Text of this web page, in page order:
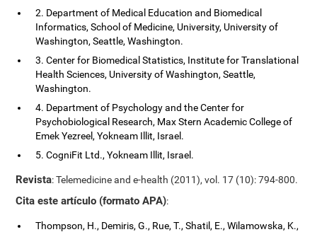
2. Department of Medical Education and Biomedical
Informatics, School of Medicine, University, University of
Washington, Seattle, Washington.
3. Center for Biomedical Statistics, Institute for Translational
Health Sciences, University of Washington, Seattle,
Washington.
4. Department of Psychology and the Center for
Psychobiological Research, Max Stern Academic College of
Emek Yezreel, Yokneam Illit, Israel.
5. CogniFit Ltd., Yokneam Illit, Israel.
Revista: Telemedicine and e-health (2011), vol. 17 (10): 794-800.
Cita este artículo (formato APA):
Thompson, H., Demiris, G., Rue, T., Shatil, E., Wilamowska, K.,